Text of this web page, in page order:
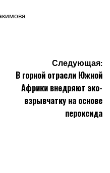
Следующая:
В горной отрасли Южной
Африки внедряют эко-
взрывчатку на основе
пероксида